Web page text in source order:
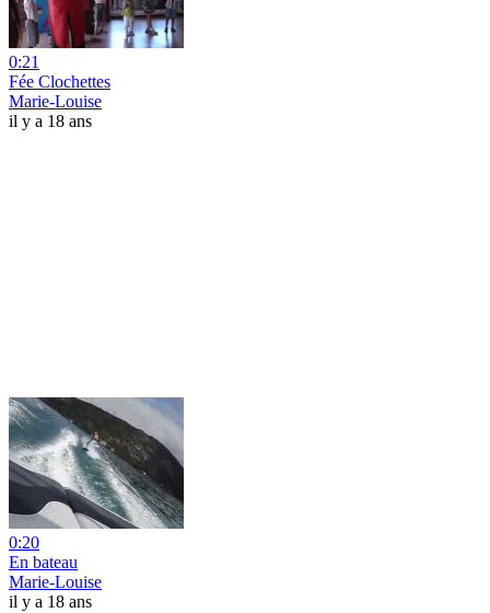
0:21
Fée Clochettes
Marie-Louise
il y a 18 ans
0:20
En bateau
Marie-Louise
il y a 18 ans